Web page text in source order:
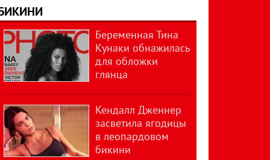
Беременная Тина
Кунаки обнажилась
для обложки
глянца
Кендалл Дженнер
засветила ягодицы
в леопардовом
бикини